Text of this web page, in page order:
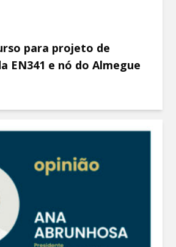
para projeto de
EN341 e nó do Almegue